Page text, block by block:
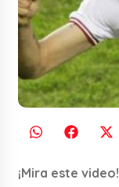
¡Mira este video!